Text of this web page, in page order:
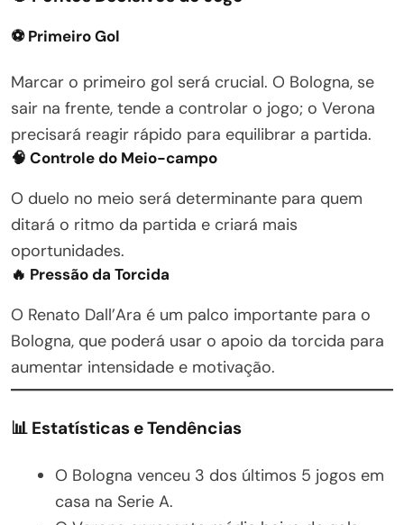
⚽ Primeiro Gol
Marcar o primeiro gol será crucial. O Bologna, se
sair na frente, tende a controlar o jogo; o Verona
precisará reagir rápido para equilibrar a partida.
🧠 Controle do Meio-campo
O duelo no meio será determinante para quem
ditará o ritmo da partida e criará mais
oportunidades.
🔥 Pressão da Torcida
O Renato Dall’Ara é um palco importante para o
Bologna, que poderá usar o apoio da torcida para
aumentar intensidade e motivação.
📊 Estatísticas e Tendências
O Bologna venceu 3 dos últimos 5 jogos em
casa na Serie A.